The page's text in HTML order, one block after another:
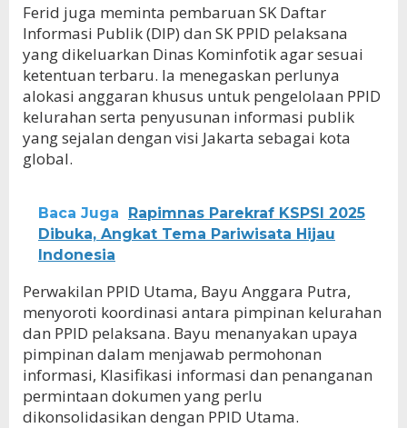
Ferid juga meminta pembaruan SK Daftar
Informasi Publik (DIP) dan SK PPID pelaksana
yang dikeluarkan Dinas Kominfotik agar sesuai
ketentuan terbaru. Ia menegaskan perlunya
alokasi anggaran khusus untuk pengelolaan PPID
kelurahan serta penyusunan informasi publik
yang sejalan dengan visi Jakarta sebagai kota
global.
Baca Juga
Rapimnas Parekraf KSPSI 2025
Dibuka, Angkat Tema Pariwisata Hijau
Indonesia
Perwakilan PPID Utama, Bayu Anggara Putra,
menyoroti koordinasi antara pimpinan kelurahan
dan PPID pelaksana. Bayu menanyakan upaya
pimpinan dalam menjawab permohonan
informasi, Klasifikasi informasi dan penanganan
permintaan dokumen yang perlu
dikonsolidasikan dengan PPID Utama.